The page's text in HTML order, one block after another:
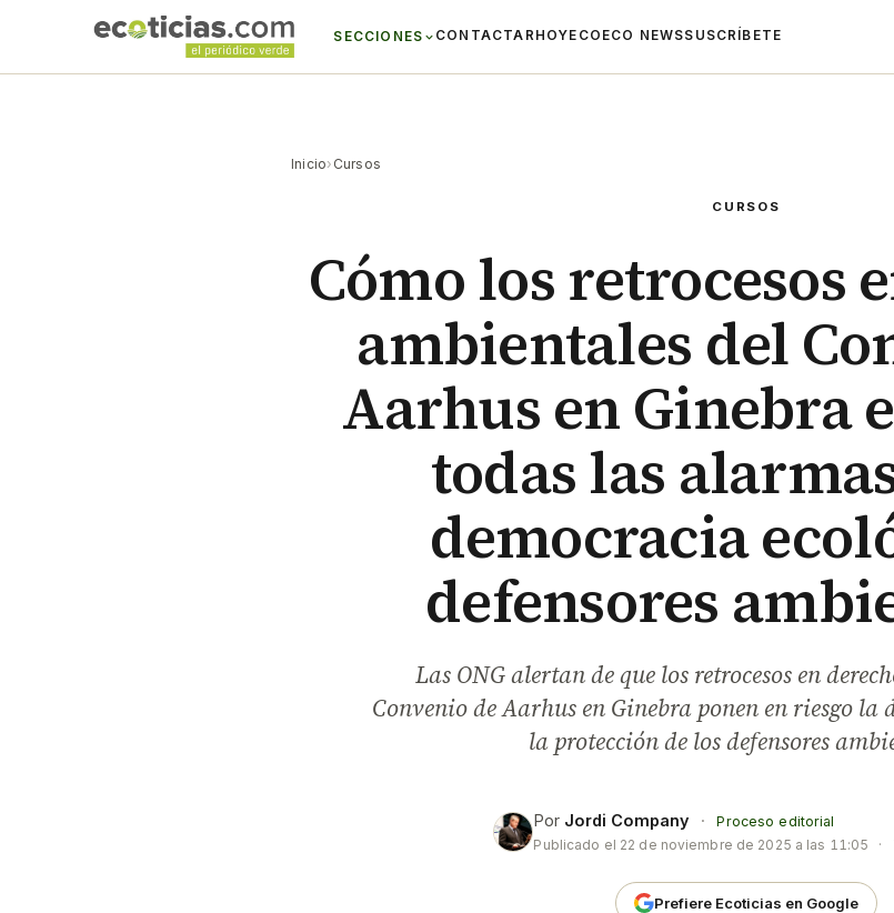
SECCIONES CONTACTAR HOYECO ECO NEWSSUSCRÍBETE
Inicio› Cursos
CURSOS
Cómo los retrocesos
ambientales del
Aarhus en Ginebra
todas las
democracia
defensores
Las ONG alertan de que los retrocesos en
Convenio de Aarhus en Ginebra ponen en riesgo la
la protección de los defensores
Por Jordi Company ·
Proceso editorial
Publicado el 22 de noviembre de 2025 a las 11:05 ·
Prefiere Ecoticias en Google